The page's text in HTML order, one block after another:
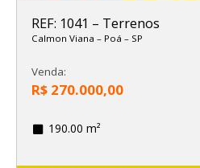
REF: 1041 – Terrenos
Calmon Viana – Poá – SP
Venda:
R$ 270.000,00
190.00 m²